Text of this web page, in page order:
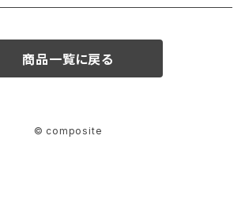
商品一覧に戻る
© composite